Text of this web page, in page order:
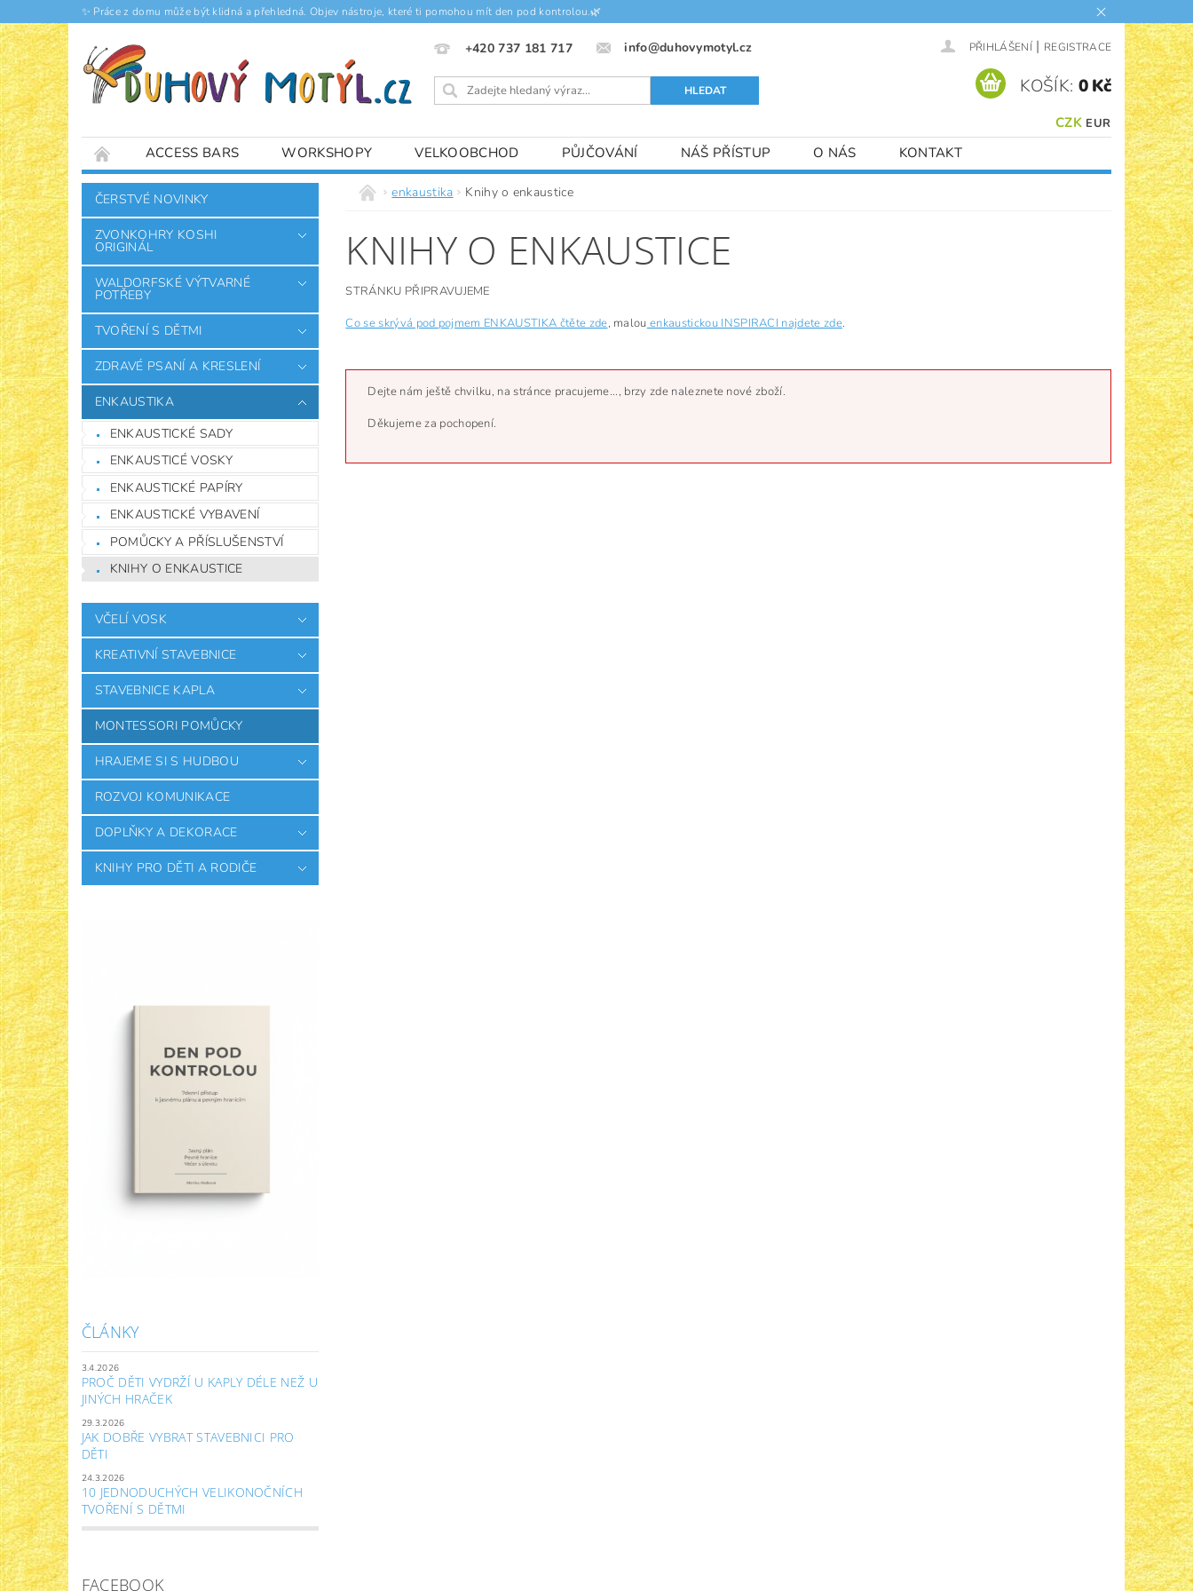
✨ Práce z domu může být klidná a přehledná. Objev nástroje, které ti pomohou mít den pod kontrolou.🌿
+420 737 181 717 info@duhovymotyl.cz PŘIHLÁŠENÍ | REGISTRACE
CZK EUR
KOŠÍK: 0 Kč
ACCESS BARS WORKSHOPY VELKOOBCHOD PŮJČOVÁNÍ NÁŠ PŘÍSTUP O NÁS
KONTAKT
ČLÁNKY
ČERSTVÉ NOVINKY
ZVONKOHRY KOSHI
ORIGINÁL
WALDORFSKÉ VÝTVARNÉ
POTŘEBY
TVOŘENÍ S DĚTMI
ZDRAVÉ PSANÍ A KRESLENÍ
ENKAUSTIKA
ENKAUSTICKÉ SADY
ENKAUSTICÉ VOSKY
ENKAUSTICKÉ PAPÍRY
ENKAUSTICKÉ VYBAVENÍ
POMŮCKY A PŘÍSLUŠENSTVÍ
KNIHY O ENKAUSTICE
VČELÍ VOSK
KREATIVNÍ STAVEBNICE
STAVEBNICE KAPLA
MONTESSORI POMŮCKY
HRAJEME SI S HUDBOU
ROZVOJ KOMUNIKACE
DOPLŇKY A DEKORACE
KNIHY PRO DĚTI A RODIČE
ČLÁNKY
3.4.2026
PROČ DĚTI VYDRŽÍ U KAPLY DÉLE NEŽ U
JINÝCH HRAČEK
29.3.2026
JAK DOBŘE VYBRAT STAVEBNICI PRO
DĚTI
24.3.2026
10 JEDNODUCHÝCH VELIKONOČNÍCH
TVOŘENÍ S DĚTMI
FACEBOOK
enkaustika Knihy o enkaustice
KNIHY O ENKAUSTICE
STRÁNKU PŘIPRAVUJEME
Co se skrývá pod pojmem ENKAUSTIKA čtěte zde, malou enkaustickou INSPIRACI najdete zde.
Dejte nám ještě chvilku, na stránce pracujeme..., brzy zde naleznete nové zboží.
Děkujeme za pochopení.